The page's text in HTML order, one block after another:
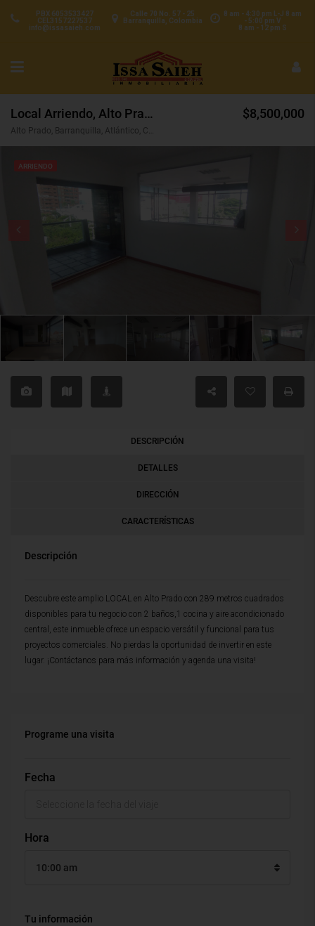
8 am - 4:30 pm L-J 8 am
- 5:00 pm V
8 am - 12 pm S
Calle 70 No. 57 - 25
Barranquilla, Colombia
PBX 6053533427
CEL3157227537
info@issasaieh.com
Local Arriendo, Alto Prado, Barranquilla (31026)
Alto Prado, Barranquilla, Atlántico, Colombia
$8,500,000
ARRIENDO
DESCRIPCIÓN
DETALLES
DIRECCIÓN
CARACTERÍSTICAS
Descripción
Descubre este amplio LOCAL en Alto Prado con 289 metros cuadrados
disponibles para tu negocio con 2 baños,1 cocina y aire acondicionado
central, este inmueble ofrece un espacio versátil y funcional para tus
proyectos comerciales. No pierdas la oportunidad de invertir en este
lugar. ¡Contáctanos para más información y agenda una visita!
Programe una visita
Fecha
Hora
10:00 am
Tu información